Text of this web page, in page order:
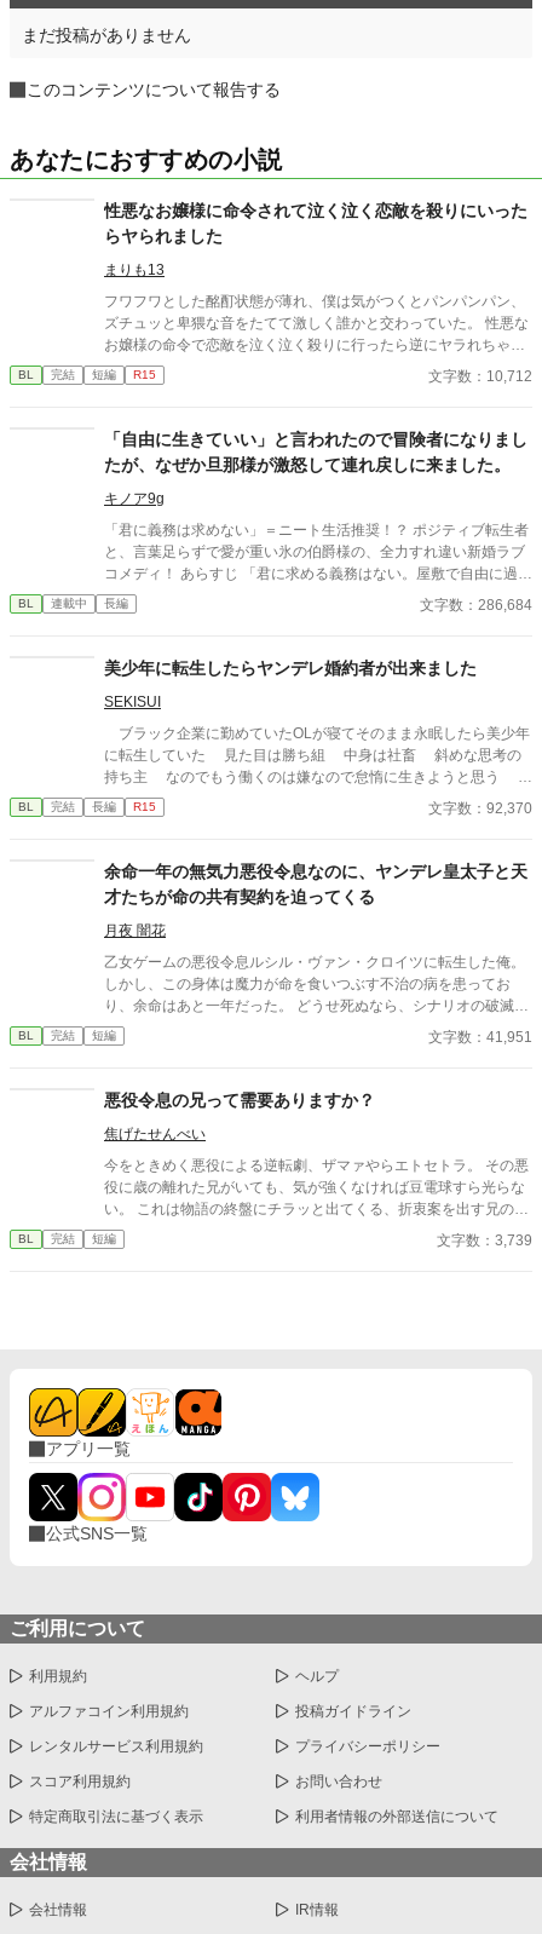
まだ投稿がありません
このコンテンツについて報告する
あなたにおすすめの小説
性悪なお嬢様に命令されて泣く泣く恋敵を殺りにいった
らヤられました
まりも13
フワフワとした酩酊状態が薄れ、僕は気がつくとパンパンパン、
ズチュッと卑猥な音をたてて激しく誰かと交わっていた。 性悪な
お嬢様の命令で恋敵を泣く泣く殺りに行ったら逆にヤラれちゃっ
た、ちょっとアホな子の話です。 （ムーンライトノベルにも掲載
しています）
BL 完結 短編 R15 文字数：10,712
「自由に生きていい」と言われたので冒険者になりまし
たが、なぜか旦那様が激怒して連れ戻しに来ました。
キノア9g
「君に義務は求めない」＝ニート生活推奨！？ ポジティブ転生者
と、言葉足らずで愛が重い氷の伯爵様の、全力すれ違い新婚ラブ
コメディ！ あらすじ 「君に求める義務はない。屋敷で自由に過ご
していい」 貧乏男爵家の次男・ルシアン（前世は男子高校生）
は、政略結婚した若き天才当主・オルドリンからそう告げられ
ラッキー、衣食住保証付きのニート生活だ！」とポジティブに解
釈したルシアン。 彼はこっそり屋敷を抜け出し、偽名を使って憧
れの冒険者ライフを満喫し始める。 「旦那様は俺に無関心」 そう
信じて、半年間ものんきに遊び回っていたルシアンだったが、あ
る日クエスト中に怪我をしてしまう。 バレたら怒られるかな……
とビクビクしていた彼の元に現れたのは、顔面蒼白で息を切らし
った……！」 怒鳴られるかと思いきや、折れるほど強く抱きしめ
ぎて「嫌われないように」と身を引いていただけの、超・奥手な
心配性スパダリだった！ 「君を守れるなら、森ごと消し飛ばす
が？」 「過保護すぎて冒険になりません！！」 Fランク冒険者の
のんきな妻（夫）×国宝級魔法使いの激重旦那様。 すれ違ってい
た二人が、甘々な「週末冒険者夫婦」になるまでの、勘違いと溺
愛のハッピーエンドBL。
BL 連載中 長編 文字数：286,684
美少年に転生したらヤンデレ婚約者が出来ました
SEKISUI
ブラック企業に勤めていたOLが寝てそのまま永眠したら美少年
に転生していた 見た目は勝ち組 中身は社畜 斜めな思考の
持ち主 なのでもう働くのは嫌なので怠惰に生きようと思う そ
んな主人公はやばい公爵令息に目を付けられて翻弄される
BL 完結 長編 R15 文字数：92,370
余命一年の無気力悪役令息なのに、ヤンデレ皇太子と天
才たちが命の共有契約を迫ってくる
月夜 闇花
乙女ゲームの悪役令息ルシル・ヴァン・クロイツに転生した俺。
しかし、この身体は魔力が命を食いつぶす不治の病を患ってお
り、余命はあと一年だった。 どうせ死ぬなら、シナリオの破滅フ
ラグを回避し、誰の記憶にも残らず静かに消え去りたい。 そう願
って王太子アルフレッドに婚約破棄を申し出た。 ――だが、それ
るで死人のようだ。……婚約の破棄は認めない」 何も望まず、た
だ消えようとするルシルの儚げな諦観は、逆に攻略対象たちのド
ス黒い支配欲と執着に火をつけてしまう。 ヤンデレ王太子アルフ
レッドの圧倒的な拘束。 実直な騎士ガレッドの盲目的な献身。 天
才魔術師ノアの狂気的な探究。 ルシルが死の淵へ沈み込もうとし
たとき、三人は神の理に逆らう禁忌の魔術を実行する。 それは、
約』だった――。 「君はもう、どこへも行けない。永遠に、私た
BL 完結 短編 文字数：41,951
悪役令息の兄って需要ありますか？
焦げたせんべい
今をときめく悪役による逆転劇、ザマァやらエトセトラ。 その悪
役に歳の離れた兄がいても、気が強くなければ豆電球すら光らな
い。 これは物語の終盤にチラッと出てくる、折衷案を出す兄の話
である。
BL 完結 短編 文字数：3,739
アプリ一覧
公式SNS一覧
ご利用について
利用規約 ヘルプ
アルファコイン利用規約 投稿ガイドライン
レンタルサービス利用規約 プライバシーポリシー
スコア利用規約 お問い合わせ
特定商取引法に基づく表示 利用者情報の外部送信について
会社情報
会社情報 IR情報